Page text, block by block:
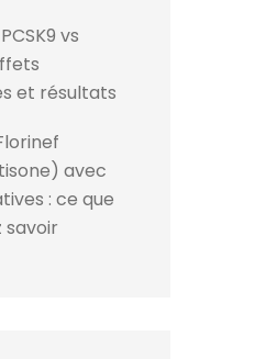
vs
et résultats
avec
: ce que
savoir